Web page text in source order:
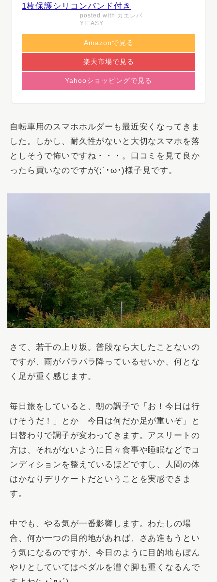
1枚保護シリコンバンド付き
posted with カエレバ
YIEASY
Amazonで見る
楽天市場で見る
Yahooショッピングで見る
自転車用のスマホホルダーも最近安くなってきま
した。しかし、耐久性がないと大切なスマホを落
としそうで怖いですね・・・。口コミを見て良か
ったら買いなのですが(;´･ω･)様子見です。
さて、若干の上り坂。普段なら大したことないの
ですが、雨がパラパラ降っているせいか、何とな
く足が重く感じます。
毎日旅をしていると、朝の調子で「お！今日は行
けそうだ！」とか「今日は何だか足が重いぞ」と
日替わりで調子が変わってきます。アスリートの
方は、それがないように日々食事や睡眠などでコ
ンディションを整えているほどですし、
人間の体
はかなりデリケート だということを実感できま
す。
中でも、やる気が一番影響します。わたしの場
合、何か一つの目的地があれば、さあ進もうとい
う気になるのですが、今日のように目的地もぼん
やりとしていてはペダルを漕ぐ脚も重くなるんで